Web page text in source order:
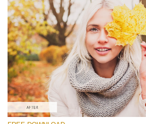
Matte Portrait
(30 Lr Presets)
Matte Complete
(130 Lr Presets)
Must-Have Collection